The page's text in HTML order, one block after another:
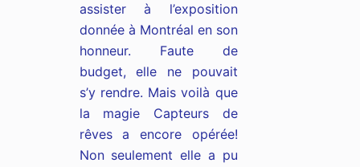
assister à l’exposition
donnée à Montréal en son
honneur. Faute de
budget, elle ne pouvait
s’y rendre. Mais voilà que
la magie Capteurs de
rêves a encore opérée!
Non seulement elle a pu